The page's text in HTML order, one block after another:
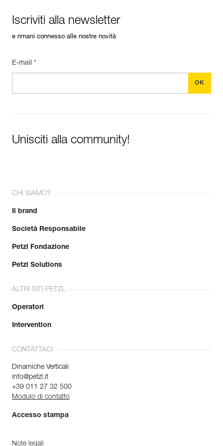
Iscriviti alla newsletter
e rimani connesso alle nostre novità
E-mail *
Unisciti alla community!
CHI SIAMO?
Il brand
Società Responsabile
Petzl Fondazione
Petzl Solutions
ALTRI SITI PETZL
Operatori
Intervention
CONTATTACI
Dinamiche Verticali
info@petzl.it
+39 011 27 32 500
Modulo di contatto
Accesso stampa
Note legali